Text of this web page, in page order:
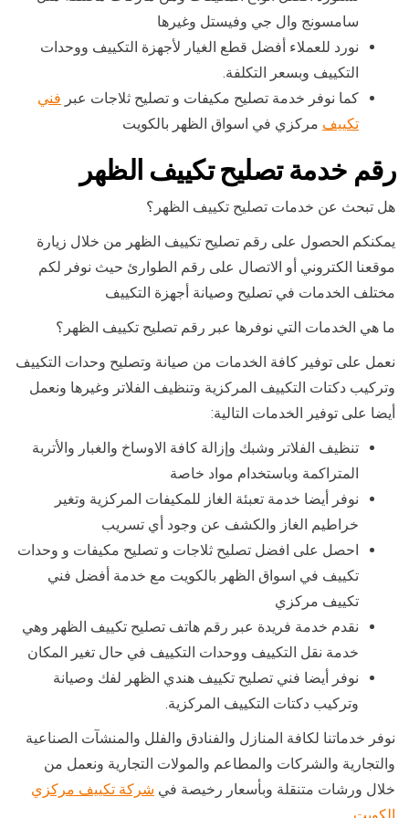
سامسونج وال جي وفيستل وغيرها
نورد للعملاء أفضل قطع الغيار لأجهزة التكييف ووحدات
التكييف وبسعر التكلفة.
كما نوفر خدمة تصليح مكيفات و تصليح ثلاجات عبر فني
تكييف مركزي في اسواق الظهر بالكويت
رقم خدمة تصليح تكييف الظهر
هل تبحث عن خدمات تصليح تكييف الظهر؟
يمكنكم الحصول على رقم تصليح تكييف الظهر من خلال زيارة
موقعنا الكتروني أو الاتصال على رقم الطوارئ حيث نوفر لكم
مختلف الخدمات في تصليح وصيانة أجهزة التكييف
ما هي الخدمات التي نوفرها عبر رقم تصليح تكييف الظهر؟
نعمل على توفير كافة الخدمات من صيانة وتصليح وحدات التكييف
وتركيب دكتات التكييف المركزية وتنظيف الفلاتر وغيرها ونعمل
أيضا على توفير الخدمات التالية:
تنظيف الفلاتر وشبك وإزالة كافة الاوساخ والغبار والأتربة
المتراكمة وباستخدام مواد خاصة
نوفر أيضا خدمة تعبئة الغاز للمكيفات المركزية وتغير
خراطيم الغاز والكشف عن وجود أي تسريب
احصل على افضل تصليح ثلاجات و تصليح مكيفات و وحدات
تكييف في اسواق الظهر بالكويت مع خدمة أفضل فني
تكييف مركزي
نقدم خدمة فريدة عبر رقم هاتف تصليح تكييف الظهر وهي
خدمة نقل التكييف ووحدات التكييف في حال تغير المكان
نوفر أيضا فني تصليح تكييف هندي الظهر لفك وصيانة
وتركيب دكتات التكييف المركزية.
نوفر خدماتنا لكافة المنازل والفنادق والفلل والمنشآت الصناعية
والتجارية والشركات والمطاعم والمولات التجارية ونعمل من
خلال ورشات متنقلة وبأسعار رخيصة في شركة تكييف مركزي